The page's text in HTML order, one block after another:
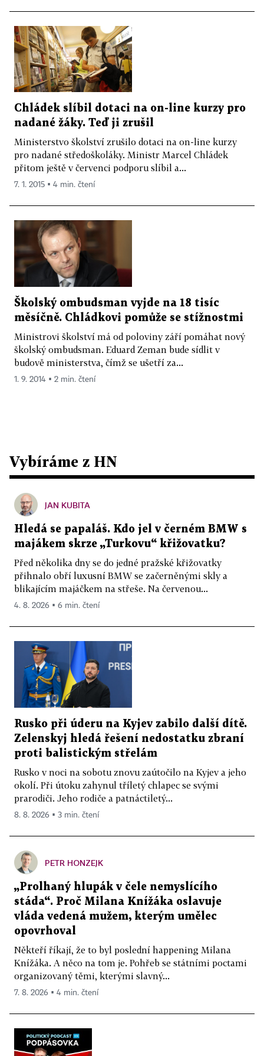
Chládek slíbil dotaci na on-line kurzy pro
nadané žáky. Teď ji zrušil
Ministerstvo školství zrušilo dotaci na on-line kurzy
pro nadané středoškoláky. Ministr Marcel Chládek
přitom ještě v červenci podporu slíbil a...
7. 1. 2015 ▪ 4 min. čtení
Školský ombudsman vyjde na 18 tisíc
měsíčně. Chládkovi pomůže se stížnostmi
Ministrovi školství má od poloviny září pomáhat nový
školský ombudsman. Eduard Zeman bude sídlit v
budově ministerstva, čímž se ušetří za...
1. 9. 2014 ▪ 2 min. čtení
Vybíráme z HN
JAN KUBITA
Hledá se papaláš. Kdo jel v černém BMW s
majákem skrze „Turkovu“ křižovatku?
Před několika dny se do jedné pražské křižovatky
přihnalo obří luxusní BMW se začerněnými skly a
blikajícím majáčkem na střeše. Na červenou...
4. 8. 2026 ▪ 6 min. čtení
Rusko při úderu na Kyjev zabilo další dítě.
Zelenskyj hledá řešení nedostatku zbraní
proti balistickým střelám
Rusko v noci na sobotu znovu zaútočilo na Kyjev a jeho
okolí. Při útoku zahynul tříletý chlapec se svými
prarodiči. Jeho rodiče a patnáctiletý...
8. 8. 2026 ▪ 3 min. čtení
PETR HONZEJK
„Prolhaný hlupák v čele nemyslícího
stáda“. Proč Milana Knížáka oslavuje
vláda vedená mužem, kterým umělec
opovrhoval
Někteří říkají, že to byl poslední happening Milana
Knížáka. A něco na tom je. Pohřeb se státními poctami
organizovaný těmi, kterými slavný...
7. 8. 2026 ▪ 4 min. čtení